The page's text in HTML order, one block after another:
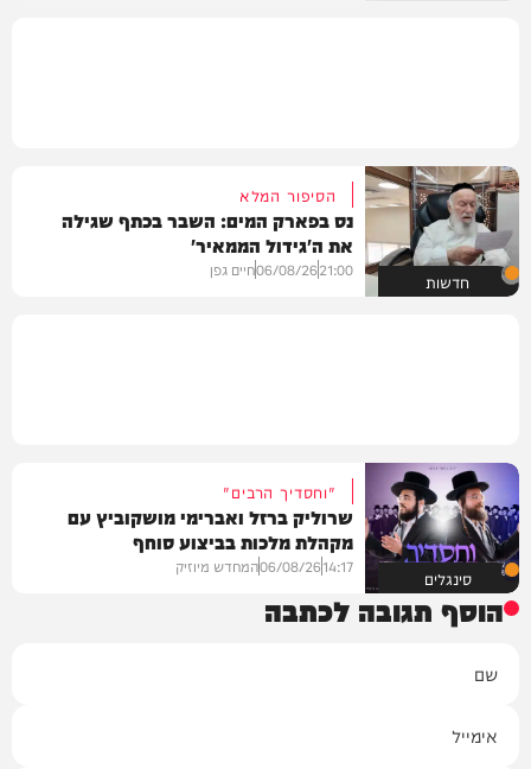
חדשות
הסיפור המלא
נס בפארק המים: השבר בכתף שגילה
את ה'גידול הממאיר'
21:00
06/08/26חיים גפן
סינגלים
"וחסדיך הרבים"
שרוליק ברזל ואברימי מושקוביץ עם
מקהלת מלכות בביצוע סוחף
14:17
06/08/26המחדש מיוזיק
הוסף תגובה לכתבה